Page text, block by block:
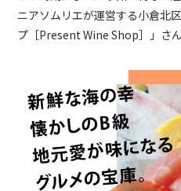
ニアソムリエが運営する小倉北
プ［Present Wine Shop］」さん